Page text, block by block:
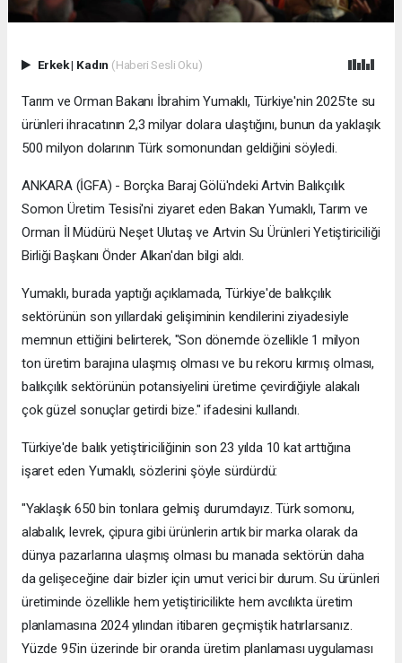
Erkek| Kadın (Haberi Sesli Oku)
Tarım ve Orman Bakanı İbrahim Yumaklı, Türkiye'nin 2025'te su
ürünleri ihracatının 2,3 milyar dolara ulaştığını, bunun da yaklaşık
500 milyon dolarının Türk somonundan geldiğini söyledi.
ANKARA (İGFA) - Borçka Baraj Gölü'ndeki Artvin Balıkçılık
Somon Üretim Tesisi'ni ziyaret eden Bakan Yumaklı, Tarım ve
Orman İl Müdürü Neşet Ulutaş ve Artvin Su Ürünleri Yetiştiriciliği
Birliği Başkanı Önder Alkan'dan bilgi aldı.
Yumaklı, burada yaptığı açıklamada, Türkiye'de balıkçılık
sektörünün son yıllardaki gelişiminin kendilerini ziyadesiyle
memnun ettiğini belirterek, "Son dönemde özellikle 1 milyon
ton üretim barajına ulaşmış olması ve bu rekoru kırmış olması,
balıkçılık sektörünün potansiyelini üretime çevirdiğiyle alakalı
çok güzel sonuçlar getirdi bize." ifadesini kullandı.
Türkiye'de balık yetiştiriciliğinin son 23 yılda 10 kat arttığına
işaret eden Yumaklı, sözlerini şöyle sürdürdü:
"Yaklaşık 650 bin tonlara gelmiş durumdayız. Türk somonu,
alabalık, levrek, çipura gibi ürünlerin artık bir marka olarak da
dünya pazarlarına ulaşmış olması bu manada sektörün daha
da gelişeceğine dair bizler için umut verici bir durum. Su ürünleri
üretiminde özellikle hem yetiştiricilikte hem avcılıkta üretim
planlamasına 2024 yılından itibaren geçmiştik hatırlarsanız.
Yüzde 95'in üzerinde bir oranda üretim planlaması uygulaması